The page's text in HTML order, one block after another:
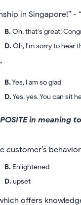
in Singapore!” -
B.Oh, that's great!
D.Oh, I'm sorry to hear
B.Yes, I am so glad
D.Yes, yes. You can sit
in meaning
customer’s behavior
B. Enlightened
D.upset
offers